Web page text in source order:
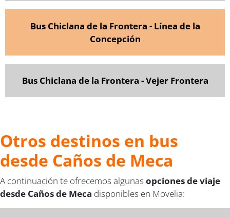
Bus Chiclana de la Frontera - Línea de la
Concepción
Bus Chiclana de la Frontera - Vejer Frontera
Otros destinos en bus
desde Caños de Meca
A continuación te ofrecemos algunas opciones de viaje
desde Caños de Meca disponibles en Movelia: